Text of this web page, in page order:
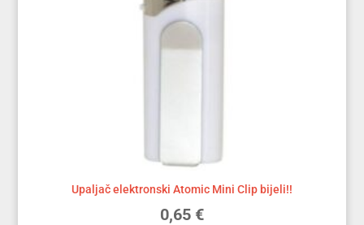
Upaljač elektronski Atomic Mini Clip bijeli!!
0,65 €